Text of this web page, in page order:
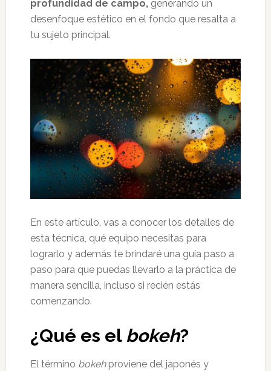
profundidad de campo,generando un
desenfoque estético en el fondo que resalta a
tu sujeto principal.
En este artículo, vas a conocer los detalles de
esta técnica, qué equipo necesitas para
lograrlo y además te brindaré una guía paso a
paso para que puedas llevarlo a la práctica de
manera sencilla, incluso si recién estás
comenzando.
¿Qué es el bokeh?
El término bokehproviene del japonés y